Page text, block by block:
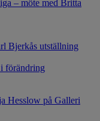
– möte med Britta
Bjerkås utställning
förändring
Hesslow på Galleri